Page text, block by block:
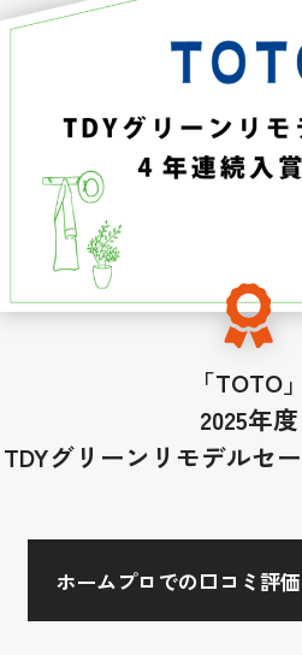
「TOTO」
2025年度
TDYグリーンリモデルセ
ホームプロでの口コミ評